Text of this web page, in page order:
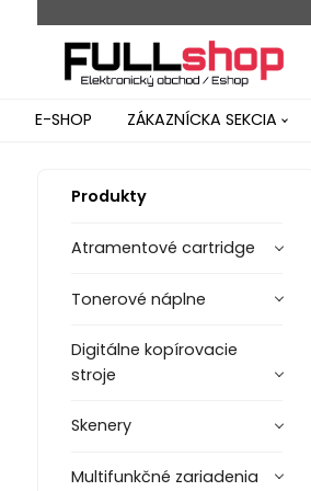
E-SHOP ZÁKAZNÍCKA SEKCIA
Produkty
Atramentové cartridge
Tonerové náplne
Digitálne kopírovacie
stroje
Skenery
Multifunkčné zariadenia